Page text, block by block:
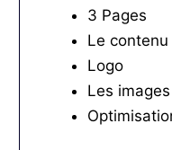
3 Pages
Le contenu
Logo
Les images